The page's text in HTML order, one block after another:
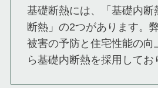
基礎断熱には、「基礎内断
断熱」の2つがあります。
被害の予防と住宅性能の向
ら基礎内断熱を採用してお